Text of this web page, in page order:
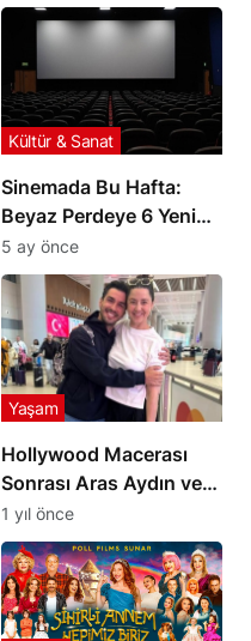
Sinemada Bu Hafta:
Beyaz Perdeye 6 Yeni
Film Geliyor
Kültür & Sanat
5 ay önce
Hollywood Macerası
Sonrası Aras Aydın ve
Melis Birkan Türkiye’ye
Döndü
Yaşam
1 yıl önce